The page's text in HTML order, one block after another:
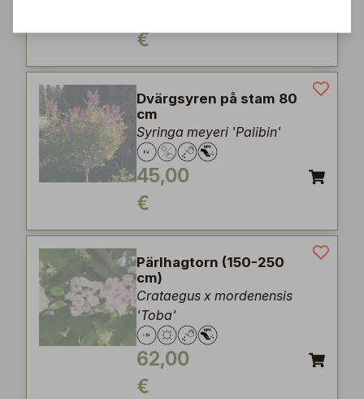
€
Dvärgsyren på stam 80
cm
Syringa meyeri 'Palibin'
45,00
€
Pärlhagtorn (150-250
cm)
Crataegus x mordenensis
'Toba'
62,00
€